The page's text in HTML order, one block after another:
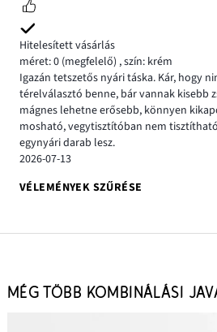
Hitelesített vásárlás
méret: 0 (megfelelő) ,szín: krém
Igazán tetszetős nyári táska. Kár, hogy
térelválasztó benne, bár vannak kisebb
mágnes lehetne erősebb, könnyen
mosható, vegytisztítóban nem
egynyári darab lesz.
2026-07-13
VÉLEMÉNYEK SZŰRÉSE
MÉG TÖBB KOMBINÁLÁSI